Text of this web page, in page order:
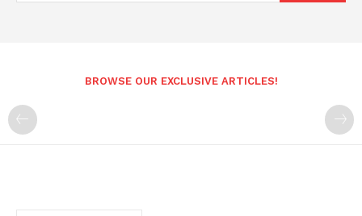
BROWSE OUR EXCLUSIVE ARTICLES!